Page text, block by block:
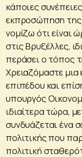
κάποιες
εκπροσώπηση της
νομίζω ότι είναι
στις Βρυξέλλες,
περάσει ο τόπος
Χρειαζόμαστε
επιπέδου και
υπουργός
ιδιαίτερα τώρα,
συνδυάζεται ένα
πολιτικής που
πολιτική